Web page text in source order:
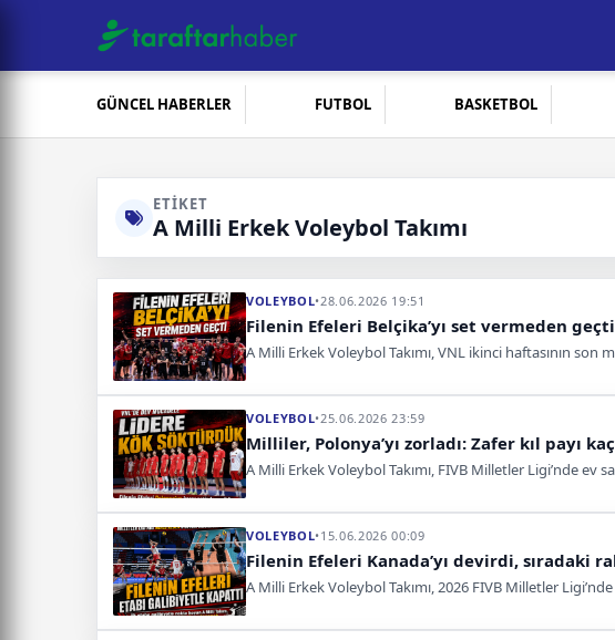
GÜNCEL HABERLER FUTBOL BASKETBOL
ETIKET
A Milli Erkek Voleybol Takımı
VOLEYBOL•28.06.2026 19:51
Filenin Efeleri Belçika’yı set vermeden geçti
A Milli Erkek Voleybol Takımı, VNL ikinci haftasının son
VOLEYBOL•25.06.2026 23:59
Milliler, Polonya’yı zorladı: Zafer kıl payı
A Milli Erkek Voleybol Takımı, FIVB Milletler Ligi’nde ev
VOLEYBOL•15.06.2026 00:09
Filenin Efeleri Kanada’yı devirdi, sıradaki
A Milli Erkek Voleybol Takımı, 2026 FIVB Milletler